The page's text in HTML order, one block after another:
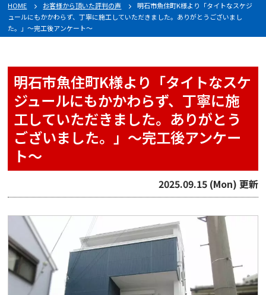
HOME お客様から頂いた評判の声
明石市魚住町K様より「タイトなスケジ
ュールにもかかわらず、丁寧に施工していただきました。ありがとうございまし
た。」～完工後アンケート～
明石市魚住町K様より「タイトなスケ
ジュールにもかかわらず、丁寧に施
工していただきました。ありがとう
ございました。」～完工後アンケー
ト～
2025.09.15 (Mon) 更新